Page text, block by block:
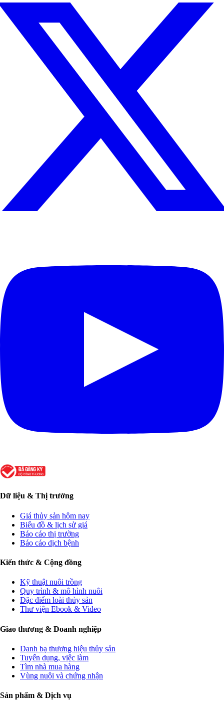
Dữ liệu & Thị trường
Giá thủy sản hôm nay
Biểu đồ & lịch sử giá
Báo cáo thị trường
Báo cáo dịch bệnh
Kiến thức & Cộng đồng
Kỹ thuật nuôi trồng
Quy trình & mô hình nuôi
Đặc điểm loài thủy sản
Thư viện Ebook & Video
Giao thương & Doanh nghiệp
Danh bạ thương hiệu thủy sản
Tuyển dụng, việc làm
Tìm nhà mua hàng
Vùng nuôi và chứng nhận
Sản phẩm & Dịch vụ